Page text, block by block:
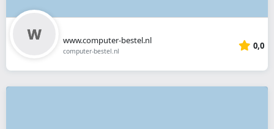
www.computer-bestel.nl
computer-bestel.nl 0,0